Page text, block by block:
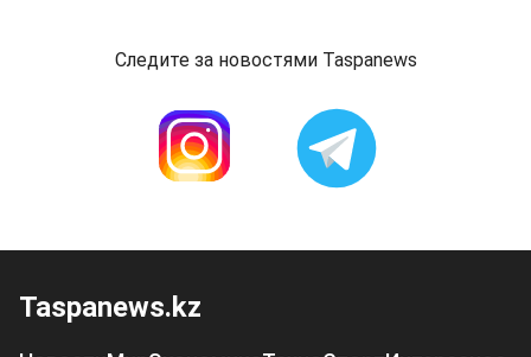
Следите за новостями Taspanews
Taspanews.kz